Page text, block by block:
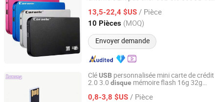
ordinateur portable
13,5-22,4 $US / Pièce
10 Pièces (MOQ)
Envoyer demande
Guangdong, China Depuis 2020
CléUSB personnalisée mini carte de crédit
2.0 3.0 disque mémoire flash 16g 32g
0,8-3,8 $US / Pièce
ShenZhen BoWang DianZi YouXian GongSi